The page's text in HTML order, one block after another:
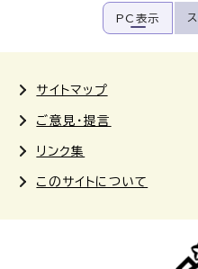
PC表示
サイトマップ
ご意見・提言
リンク集
このサイトについて